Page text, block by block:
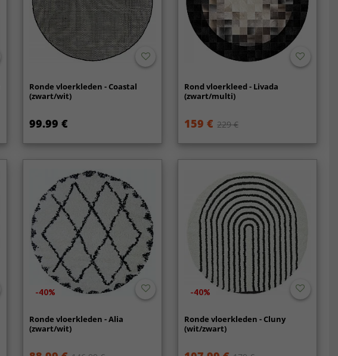
Ronde vloerkleden - Coastal
(zwart/wit)
99.99 €
Rond vloerkleed - Livada
(zwart/multi)
159 € 229 €
-40%
Ronde vloerkleden - Alia
(zwart/wit)
-40%
Ronde vloerkleden - Cluny
(wit/zwart)